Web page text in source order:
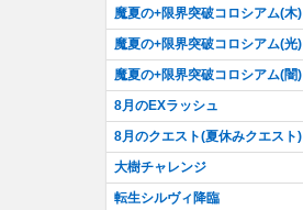
魔夏の+限界突破コロシアム(木)
魔夏の+限界突破コロシアム(光)
魔夏の+限界突破コロシアム(闇)
8月のEXラッシュ
8月のクエスト(夏休みクエスト)
大樹チャレンジ
転生シルヴィ降臨